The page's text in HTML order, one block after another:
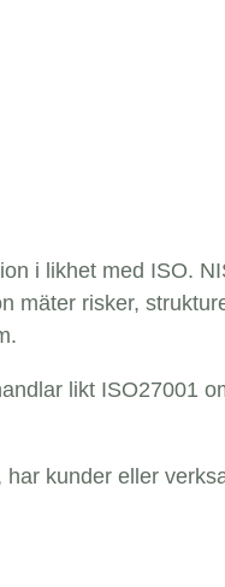
i likhet med ISO.
mäter risker,
likt ISO27001
kunder eller